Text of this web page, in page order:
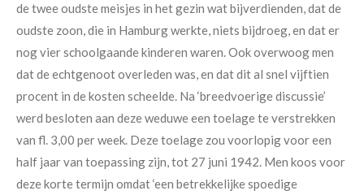
de twee oudste meisjes in het gezin wat bijverdienden, dat de
oudste zoon, die in Hamburg werkte, niets bijdroeg, en dat er
nog vier schoolgaande kinderen waren. Ook overwoog men
dat de echtgenoot overleden was, en dat dit al snel vijftien
procent in de kosten scheelde. Na ‘breedvoerige discussie’
werd besloten aan deze weduwe een toelage te verstrekken
van fl. 3,00 per week. Deze toelage zou voorlopig voor een
half jaar van toepassing zijn, tot 27 juni 1942. Men koos voor
deze korte termijn omdat ‘een betrekkelijke spoedige